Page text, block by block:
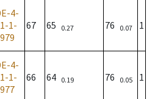
4-
1-
67 65 0.27 76 0.07 1
4-
1-
66 64 0.19 76 0.05 1